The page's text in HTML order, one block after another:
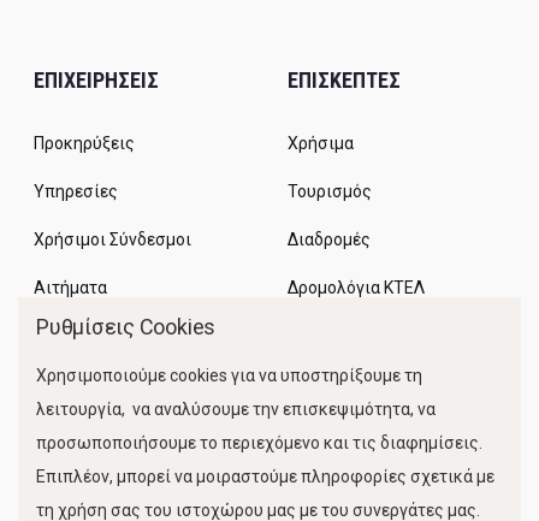
ΕΠΙΧΕΙΡΗΣΕΙΣ
Προκηρύξεις
Υπηρεσίες
Χρήσιμοι Σύνδεσμοι
Αιτήματα
ΕΠΙΣΚΕΠΤΕΣ
Χρήσιμα
Τουρισμός
Διαδρομές
Δρομολόγια ΚΤΕΛ
Κίνηση Λιμένος
Ρυθμίσεις Cookies
Χρησιμοποιούμε cookies για να υποστηρίξουμε τη
λειτουργία, να αναλύσουμε την επισκεψιμότητα, να
προσωποποιήσουμε το περιεχόμενο και τις διαφημίσεις.
Επιπλέον, μπορεί να μοιραστούμε πληροφορίες σχετικά με
τη χρήση σας του ιστοχώρου μας με του συνεργάτες μας.